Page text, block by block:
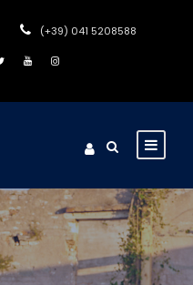
(+39) 041 5208588